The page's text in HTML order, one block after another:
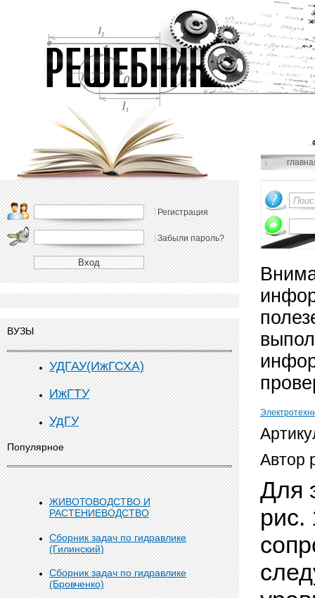
Регистрация
Забыли пароль?
ВУЗЫ
УДГАУ(ИжГСХА)
ИжГТУ
УдГУ
Популярное
ЖИВОТОВОДСТВО И
РАСТЕНИЕВОДСТВО
Сборник задач по гидравлике
(Гилинский)
Сборник задач по гидравлике
(Бровченко)
Автор
Для
рис.